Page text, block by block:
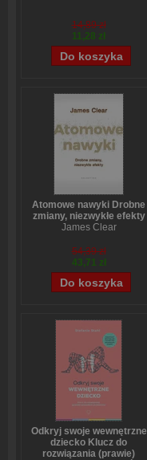
14,89 zł
11,28 zł
Atomowe nawyki Drobne
zmiany, niezwykłe efekty
James Clear
54,39 zł
43,71 zł
Odkryj swoje wewnętrzne
dziecko Klucz do
rozwiązania (prawie)